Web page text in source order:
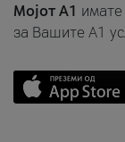
Мојот A1
за Вашите A1